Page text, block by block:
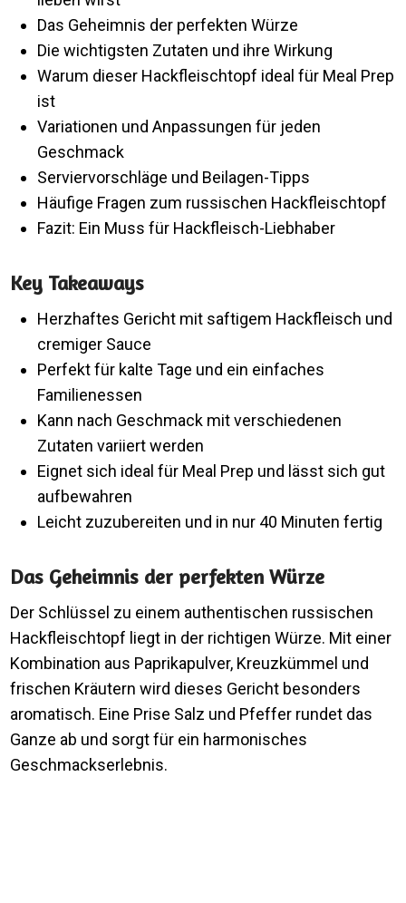
Das Geheimnis der perfekten Würze
Die wichtigsten Zutaten und ihre Wirkung
Warum dieser Hackfleischtopf ideal für Meal Prep
ist
Variationen und Anpassungen für jeden
Geschmack
Serviervorschläge und Beilagen-Tipps
Häufige Fragen zum russischen Hackfleischtopf
Fazit: Ein Muss für Hackfleisch-Liebhaber
Key Takeaways
Herzhaftes Gericht mit saftigem Hackfleisch und
cremiger Sauce
Perfekt für kalte Tage und ein einfaches
Familienessen
Kann nach Geschmack mit verschiedenen
Zutaten variiert werden
Eignet sich ideal für Meal Prep und lässt sich gut
aufbewahren
Leicht zuzubereiten und in nur 40 Minuten fertig
Das Geheimnis der perfekten Würze
Der Schlüssel zu einem authentischen russischen
Hackfleischtopf liegt in der richtigen Würze. Mit einer
Kombination aus Paprikapulver, Kreuzkümmel und
frischen Kräutern wird dieses Gericht besonders
aromatisch. Eine Prise Salz und Pfeffer rundet das
Ganze ab und sorgt für ein harmonisches
Geschmackserlebnis.